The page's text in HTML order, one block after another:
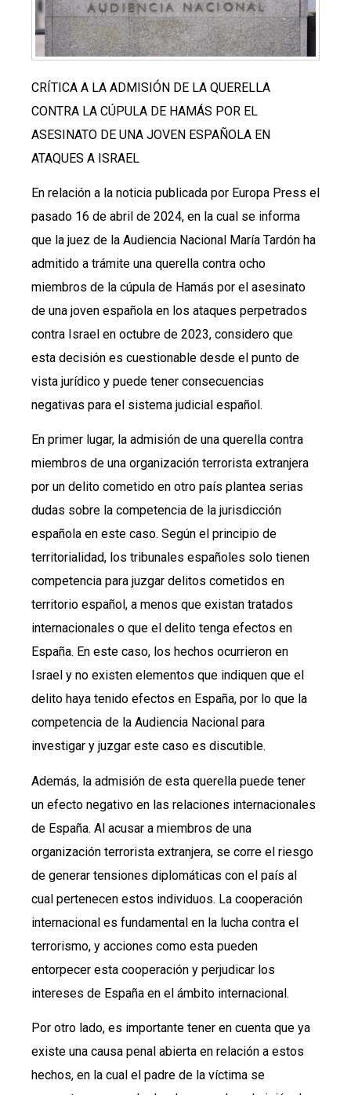
CRÍTICA A LA ADMISIÓN DE LA QUERELLA
CONTRA LA CÚPULA DE HAMÁS POR EL
ASESINATO DE UNA JOVEN ESPAÑOLA EN
ATAQUES A ISRAEL
En relación a la noticia publicada por Europa Press el
pasado 16 de abril de 2024, en la cual se informa
que la juez de la Audiencia Nacional María Tardón ha
admitido a trámite una querella contra ocho
miembros de la cúpula de Hamás por el asesinato
de una joven española en los ataques perpetrados
contra Israel en octubre de 2023, considero que
esta decisión es cuestionable desde el punto de
vista jurídico y puede tener consecuencias
negativas para el sistema judicial español.
En primer lugar, la admisión de una querella contra
miembros de una organización terrorista extranjera
por un delito cometido en otro país plantea serias
dudas sobre la competencia de la jurisdicción
española en este caso. Según el principio de
territorialidad, los tribunales españoles solo tienen
competencia para juzgar delitos cometidos en
territorio español, a menos que existan tratados
internacionales o que el delito tenga efectos en
España. En este caso, los hechos ocurrieron en
Israel y no existen elementos que indiquen que el
delito haya tenido efectos en España, por lo que la
competencia de la Audiencia Nacional para
investigar y juzgar este caso es discutible.
Además, la admisión de esta querella puede tener
un efecto negativo en las relaciones internacionales
de España. Al acusar a miembros de una
organización terrorista extranjera, se corre el riesgo
de generar tensiones diplomáticas con el país al
cual pertenecen estos individuos. La cooperación
internacional es fundamental en la lucha contra el
terrorismo, y acciones como esta pueden
entorpecer esta cooperación y perjudicar los
intereses de España en el ámbito internacional.
Por otro lado, es importante tener en cuenta que ya
existe una causa penal abierta en relación a estos
hechos, en la cual el padre de la víctima se